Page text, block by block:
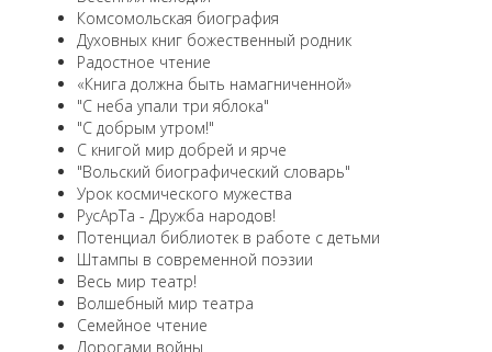
Комсомольская биография
Духовных книг божественный родник
Радостное чтение
«Книга должна быть намагниченной»
"С неба упали три яблока"
"С добрым утром!"
С книгой мир добрей и ярче
"Вольский биографический словарь"
Урок космического мужества
РусАрТа - Дружба народов!
Потенциал библиотек в работе с детьми
Штампы в современной поэзии
Весь мир театр!
Волшебный мир театра
Семейное чтение
Дорогами войны